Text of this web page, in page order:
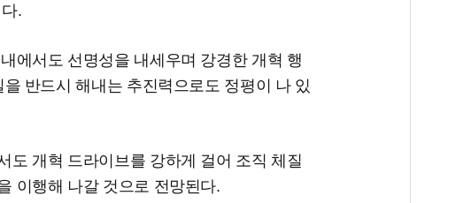
.
에서도 선명성을 내세우며 강경한 개혁 행
반드시 해내는 추진력으로도 정평이 나 있
도 개혁 드라이브를 강하게 걸어 조직 체질
이행해 나갈 것으로 전망된다.